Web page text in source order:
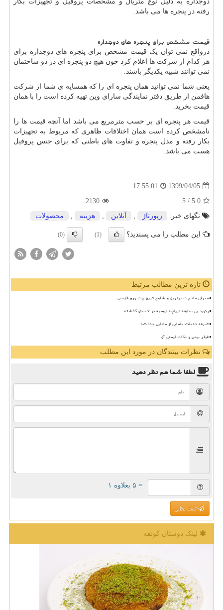
رفته در پنجره ها می باشد.
قیمت مشخص برای پنجره های دوجداره
درواقع نمی توان یک قیمت مشخص برای پنجره های دوجداره برای
هر کدام از شرکت ها اعلام کرد چون هیچ دو پنجره ای در دو ساختمان
نمی توانند شبیه یکدیگر باشند.
یعنی شما نمی توانید همان پنجره ای را که همسایه ی شما از شرکت
هافمن از طریق دفتر نمایندگی سارای وین تهیه کرده است را با همان
قیمت بخرید.
قیمت هر پنجره ای بر حسب مترمربع می باشد اما آنچه قیمت ها را
نامشخص کرده است همان اختلافات ظاهری که مربوط به تجهیزات
بکار رفته و مدل پنجره و تفاوت های باطنی که برای جنس پروفیل
هست می باشد.
1399/04/05
17:55:01
5.0
/ 5
2130
تگهای خبر:
رپورتاژ , آنلاین , هزینه , محصولات
این مطلب را می پسندید؟ (1)
(0)
تازه ترین مطالب مرتبط
معرفی ماه چت بهترین و شلوغ ترین چت روم فارسی
رکورد بی سابقه دریاچه ارومیه در ۶ سال گذشته
تعرفه خدمات مامایی از مامایی جدا شد
فیلر بینی و نکات ایمنی آن
نظرات بینندگان در مورد این مطلب
لطفا شما همنظر دهید
= ۵ بعلاوه ۱
ثبت نظر
لینک دوستان كونفه